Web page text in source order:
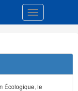
Toggle
Écologique, le